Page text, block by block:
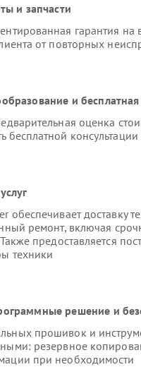
и запчасти
гарантия
от повторных
и бесплатная
оценка
бесплатной
обеспечивает доставку
ремонт, включая
предоставляется
техники
решение и
прошивок и
резервное
при необходимости